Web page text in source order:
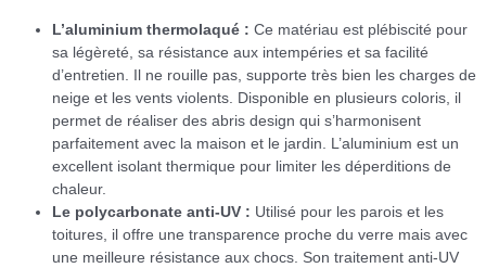
L’aluminium thermolaqué : Ce matériau est plébiscité pour
sa légèreté, sa résistance aux intempéries et sa facilité
d’entretien. Il ne rouille pas, supporte très bien les charges de
neige et les vents violents. Disponible en plusieurs coloris, il
permet de réaliser des abris design qui s’harmonisent
parfaitement avec la maison et le jardin. L’aluminium est un
excellent isolant thermique pour limiter les déperditions de
chaleur.
Le polycarbonate anti-UV : Utilisé pour les parois et les
toitures, il offre une transparence proche du verre mais avec
une meilleure résistance aux chocs. Son traitement anti-UV